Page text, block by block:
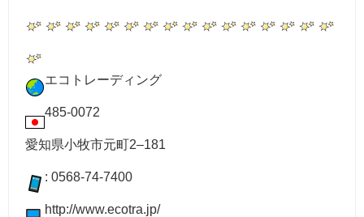
エコトレーディング
485-0072
愛知県小牧市元町2–181
: 0568-74-7400
http://www.ecotra.jp/